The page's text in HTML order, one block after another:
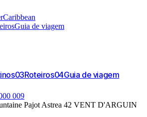
Caribbean
Guia de viagem
03Roteiros04Guia de viagem
009
Pajot Astrea 42 VENT D'ARGUIN